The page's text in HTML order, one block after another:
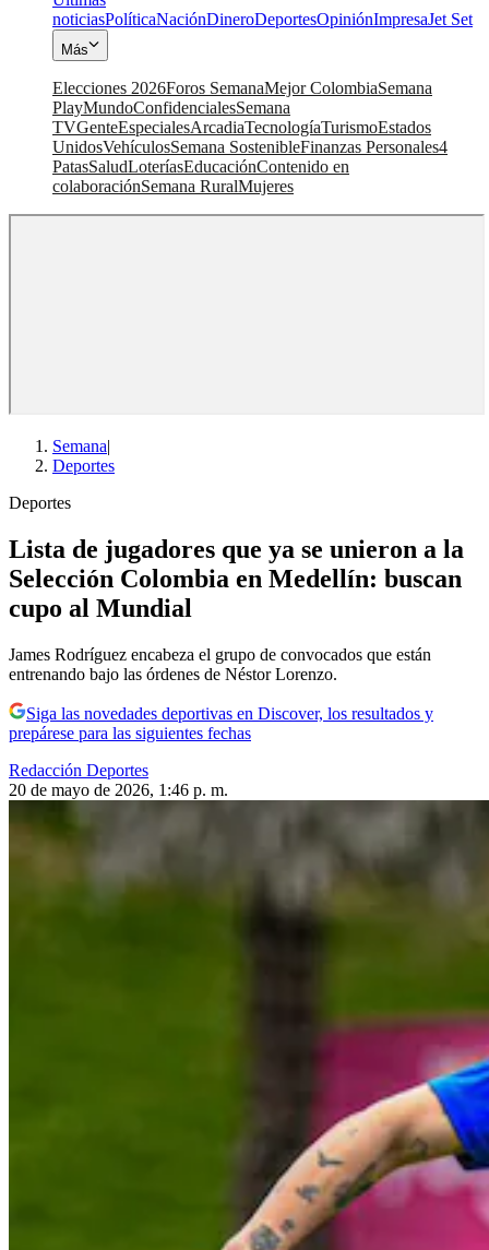
noticiasPolíticaNaciónDineroDeportesOpiniónImpresaJet Set
Más
Elecciones 2026Foros SemanaMejor ColombiaSemana
PlayMundoConfidencialesSemana
TVGenteEspecialesArcadiaTecnologíaTurismoEstados
UnidosVehículosSemana SostenibleFinanzas Personales4
PatasSaludLoteríasEducaciónContenido en
colaboraciónSemana RuralMujeres
Semana|
Deportes
Deportes
Lista de jugadores que ya se unieron a la
Selección Colombia en Medellín: buscan
cupo al Mundial
James Rodríguez encabeza el grupo de convocados que están
entrenando bajo las órdenes de Néstor Lorenzo.
Siga las novedades deportivas en Discover, los resultados y
prepárese para las siguientes fechas
Redacción Deportes
20 de mayo de 2026, 1:46 p. m.